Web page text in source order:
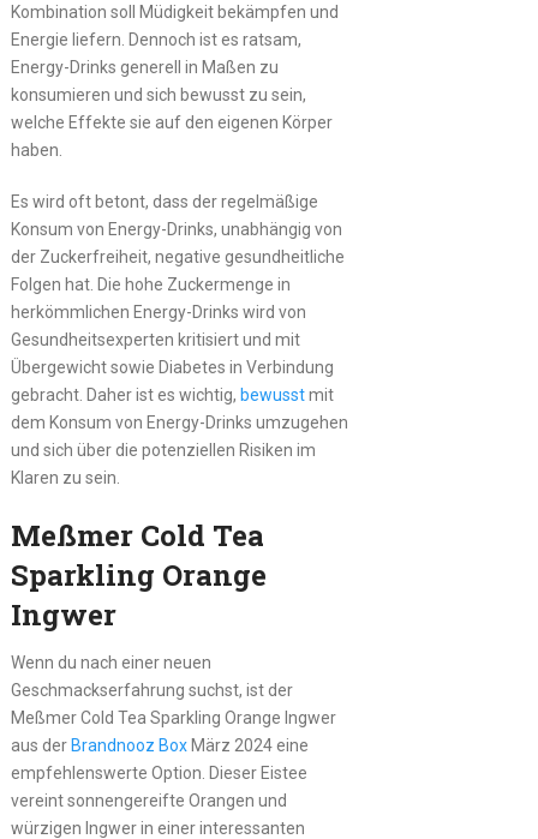
Kombination soll Müdigkeit bekämpfen und
Energie liefern. Dennoch ist es ratsam,
Energy-Drinks generell in Maßen zu
konsumieren und sich bewusst zu sein,
welche Effekte sie auf den eigenen Körper
haben.
Es wird oft betont, dass der regelmäßige
Konsum von Energy-Drinks, unabhängig von
der Zuckerfreiheit, negative gesundheitliche
Folgen hat. Die hohe Zuckermenge in
herkömmlichen Energy-Drinks wird von
Gesundheitsexperten kritisiert und mit
Übergewicht sowie Diabetes in Verbindung
gebracht. Daher ist es wichtig, bewusstmit
dem Konsum von Energy-Drinks umzugehen
und sich über die potenziellen Risiken im
Klaren zu sein.
Meßmer Cold Tea
Sparkling Orange
Ingwer
Wenn du nach einer neuen
Geschmackserfahrung suchst, ist der
Meßmer Cold Tea Sparkling Orange Ingwer
aus derBrandnooz BoxMärz 2024 eine
empfehlenswerte Option. Dieser Eistee
vereint sonnengereifte Orangen und
würzigen Ingwer in einer interessanten